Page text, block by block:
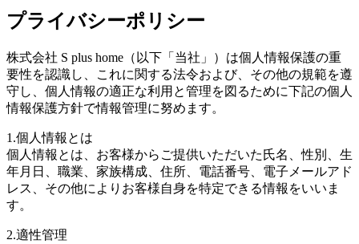
プライバシーポリシー
株式会社 S plus home（以下「当社」）は個人情報保護の重
要性を認識し、これに関する法令および、その他の規範を遵
守し、個人情報の適正な利用と管理を図るために下記の個人
情報保護方針で情報管理に努めます。
1.個人情報とは
個人情報とは、お客様からご提供いただいた氏名、性別、生
年月日、職業、家族構成、住所、電話番号、電子メールアド
レス、その他によりお客様自身を特定できる情報をいいま
す。
2.適性管理